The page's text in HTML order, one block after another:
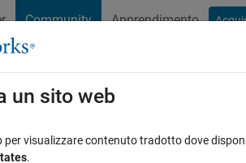
Community Apprendimento
Cody
Risposta Naviga
polynomial Basis
un sito web
per visualizzare contenuto tradotto dove
.